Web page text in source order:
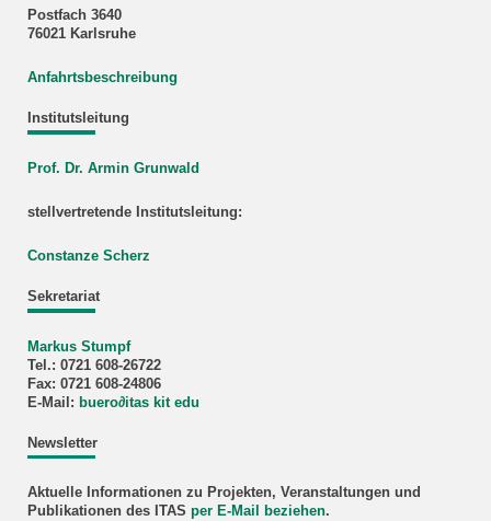
Postfach 3640
76021 Karlsruhe
Anfahrtsbeschreibung
Institutsleitung
Prof. Dr. Armin Grunwald
stellvertretende Institutsleitung:
Constanze Scherz
Sekretariat
Markus Stumpf
Tel.: 0721 608-26722
Fax: 0721 608-24806
E-Mail: buero∂itas kit edu
Newsletter
Aktuelle Informationen zu Projekten, Veranstaltungen und
Publikationen des ITAS per E-Mail beziehen.